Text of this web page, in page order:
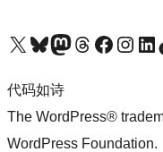
关注我们的 X（原 Twitter）账号访问我们的 Bluesky 账号关注我们的 Mastodon 账号访问我们的 Threads 账号 访问我们的 Facebook 公共主页关注我们的 Instagram 账号 关注我们的 LinkedIn 主页访
代码如诗
The WordPress®
WordPress Foundation.